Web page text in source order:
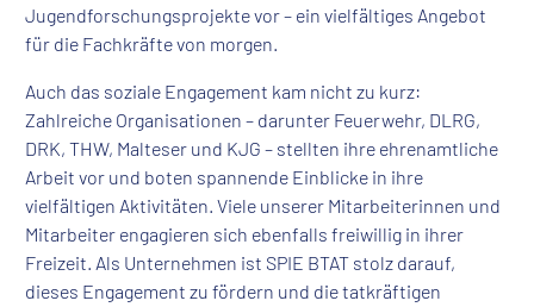
Jugendforschungsprojekte vor – ein vielfältiges Angebot
für die Fachkräfte von morgen.
Auch das soziale Engagement kam nicht zu kurz:
Zahlreiche Organisationen – darunter Feuerwehr, DLRG,
DRK, THW, Malteser und KJG – stellten ihre ehrenamtliche
Arbeit vor und boten spannende Einblicke in ihre
vielfältigen Aktivitäten. Viele unserer Mitarbeiterinnen und
Mitarbeiter engagieren sich ebenfalls freiwillig in ihrer
Freizeit. Als Unternehmen ist SPIE BTAT stolz darauf,
dieses Engagement zu fördern und die tatkräftigen